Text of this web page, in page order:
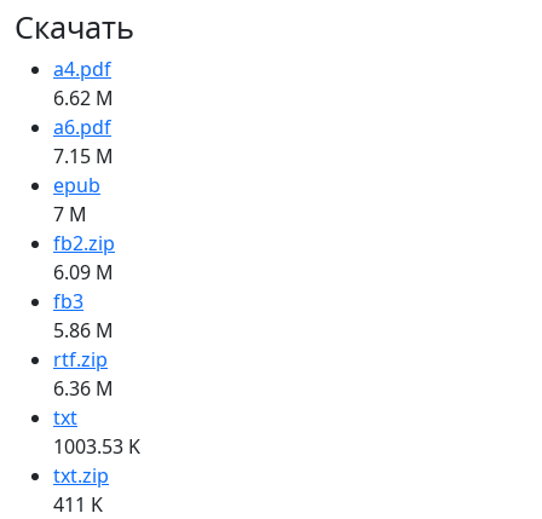
Скачать
a4.pdf
6.62 M
a6.pdf
7.15 M
epub
7 M
fb2.zip
6.09 M
fb3
5.86 M
rtf.zip
6.36 M
txt
1003.53 K
txt.zip
411 K